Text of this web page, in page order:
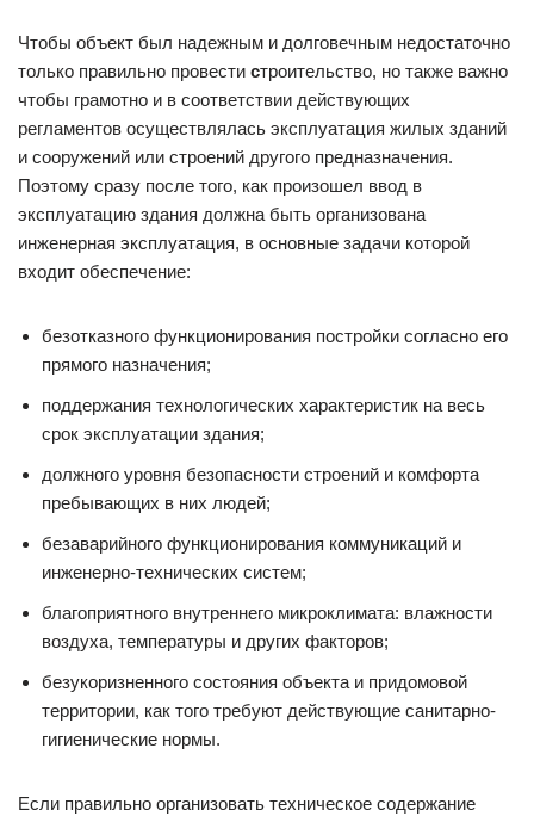
Чтобы объект был надежным и долговечным недостаточно
только правильно провести строительство, но также важно
чтобы грамотно и в соответствии действующих
регламентов осуществлялась эксплуатация жилых зданий
и сооружений или строений другого предназначения.
Поэтому сразу после того, как произошел ввод в
эксплуатацию здания должна быть организована
инженерная эксплуатация, в основные задачи которой
входит обеспечение:
безотказного функционирования постройки согласно его
прямого назначения;
поддержания технологических характеристик на весь
срок эксплуатации здания;
должного уровня безопасности строений и комфорта
пребывающих в них людей;
безаварийного функционирования коммуникаций и
инженерно-технических систем;
благоприятного внутреннего микроклимата: влажности
воздуха, температуры и других факторов;
безукоризненного состояния объекта и придомовой
территории, как того требуют действующие санитарно-
гигиенические нормы.
Если правильно организовать техническое содержание